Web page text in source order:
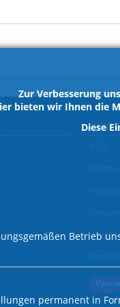
Zur Verbesserung
bieten wir Ihnen die
Diese
Betrieb
permanent in